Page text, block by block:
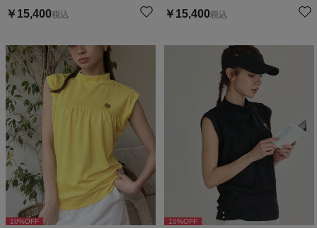
￥ 15,400税込 ￥ 15,400税込
10%OFF 10%OFF